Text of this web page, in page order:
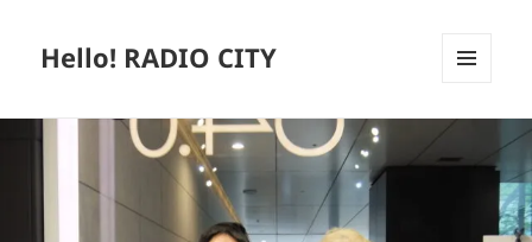
Hello! RADIO CITY
ーとウ
ット